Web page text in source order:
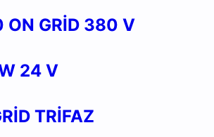
GRİD 380 V
24 V
TRİFAZ